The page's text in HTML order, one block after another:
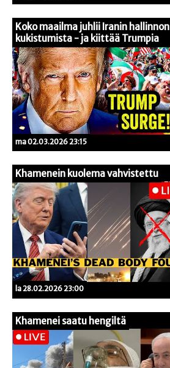
Koko maailma juhlii Iranin hallinnon
kukistumista - ja kiittää Trumpia
ma 02.03.2026 23:15
Khamenein kuolema vahvistettu
la 28.02.2026 23:00
Khamenei saatu hengiltä